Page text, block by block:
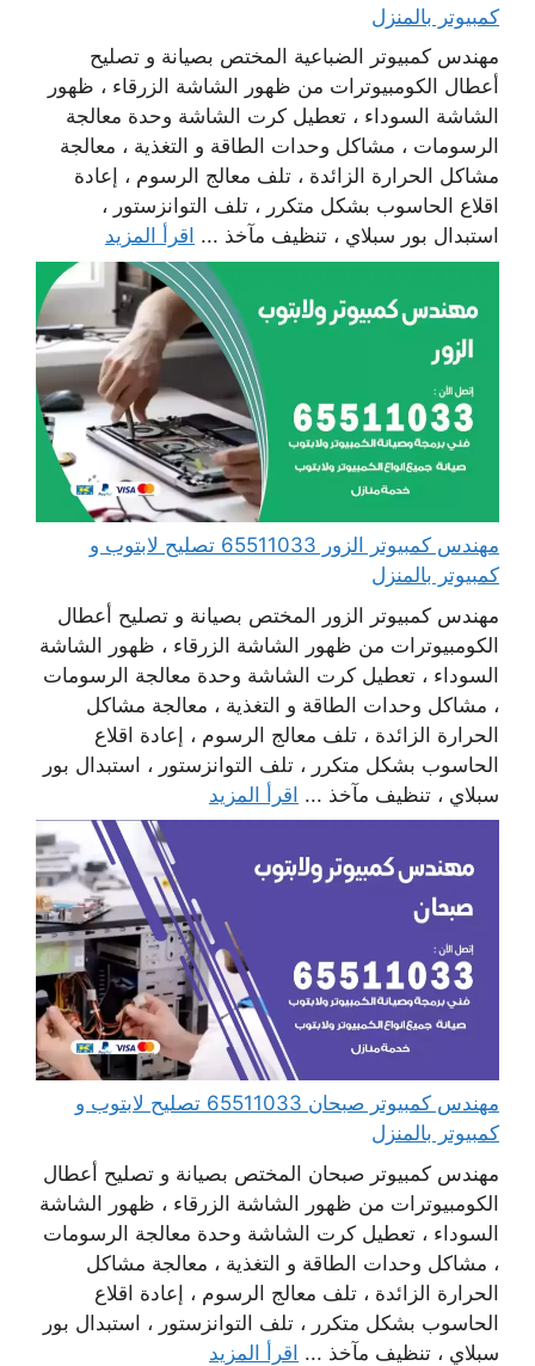
كمبيوتر بالمنزل
مهندس كمبيوتر الضباعية المختص بصيانة و تصليح
أعطال الكومبيوترات من ظهور الشاشة الزرقاء ، ظهور
الشاشة السوداء ، تعطيل كرت الشاشة وحدة معالجة
الرسومات ، مشاكل وحدات الطاقة و التغذية ، معالجة
مشاكل الحرارة الزائدة ، تلف معالج الرسوم ، إعادة
اقلاع الحاسوب بشكل متكرر ، تلف التوانزستور ،
استبدال بور سبلاي ، تنظيف مآخذ ... اقرأ المزيد
مهندس كمبيوتر الزور 65511033 تصليح لابتوب و
كمبيوتر بالمنزل
مهندس كمبيوتر الزور المختص بصيانة و تصليح أعطال
الكومبيوترات من ظهور الشاشة الزرقاء ، ظهور الشاشة
السوداء ، تعطيل كرت الشاشة وحدة معالجة الرسومات
، مشاكل وحدات الطاقة و التغذية ، معالجة مشاكل
الحرارة الزائدة ، تلف معالج الرسوم ، إعادة اقلاع
الحاسوب بشكل متكرر ، تلف التوانزستور ، استبدال بور
سبلاي ، تنظيف مآخذ ... اقرأ المزيد
مهندس كمبيوتر صبحان 65511033 تصليح لابتوب و
كمبيوتر بالمنزل
مهندس كمبيوتر صبحان المختص بصيانة و تصليح أعطال
الكومبيوترات من ظهور الشاشة الزرقاء ، ظهور الشاشة
السوداء ، تعطيل كرت الشاشة وحدة معالجة الرسومات
، مشاكل وحدات الطاقة و التغذية ، معالجة مشاكل
الحرارة الزائدة ، تلف معالج الرسوم ، إعادة اقلاع
الحاسوب بشكل متكرر ، تلف التوانزستور ، استبدال بور
سبلاي ، تنظيف مآخذ ... اقرأ المزيد